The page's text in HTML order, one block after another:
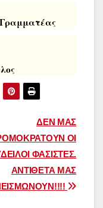
ΔΕΝ ΜΑΣ
ΟΙ
ΦΑΣΙΣΤΕΣ.
ΑΝΤΙΘΕΤΑ ΜΑΣ